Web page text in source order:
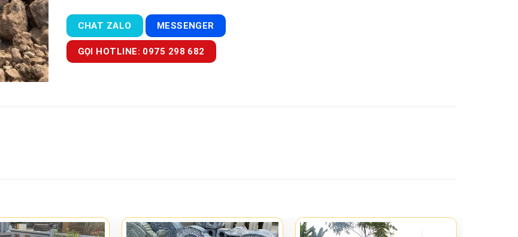
CHAT ZALO MESSENGER
GỌI HOTLINE: 0975 298 682